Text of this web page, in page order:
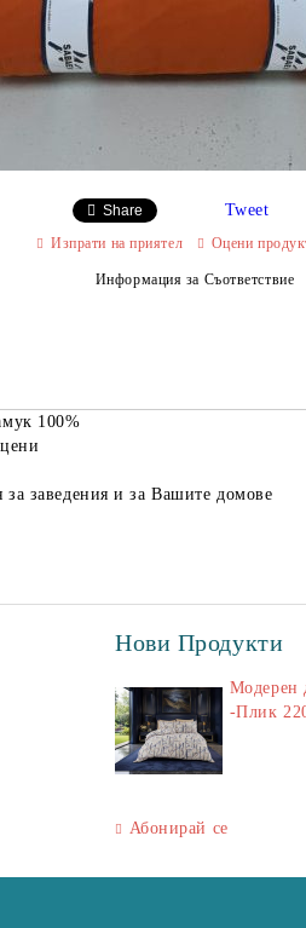
Share Tweet
Изпрати на приятел Оцени
Информация за Съответствие
100%
заведения и за Вашите домове
Нови Продукти
Модерен
-Плик
ластик
Абонирай се